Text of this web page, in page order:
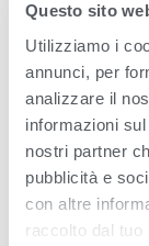
Questo sito
Utilizziamo i
annunci, per
analizzare il
informazioni
nostri partner
pubblicità e
con altre
raccolto dal tuo
Finds
lockup
Accurately
lists
All data
Ties animal
sampling –
Compliance
Speed
Ease